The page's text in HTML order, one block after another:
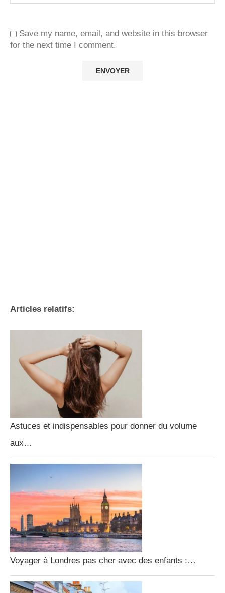
Save my name, email, and website in this browser
for the next time I comment.
Articles relatifs:
Astuces et indispensables pour donner du volume
aux…
Voyager à Londres pas cher avec des enfants :…